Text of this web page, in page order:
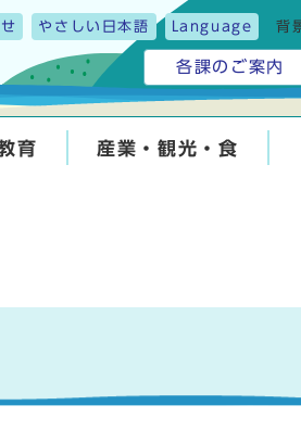
やさしい日本語 Language 背
各課のご案内
育 産業・観光・食